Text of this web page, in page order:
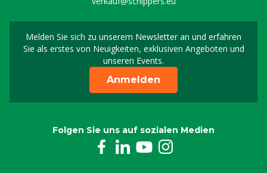
Melden Sie sich zu unserem Newsletter an und erfahren
Sie als erstes von Neuigkeiten, exklusiven Angeboten und
unseren Events.
Melden Sie sich für
Anmelden
Folgen Sie uns auf sozialen Medien